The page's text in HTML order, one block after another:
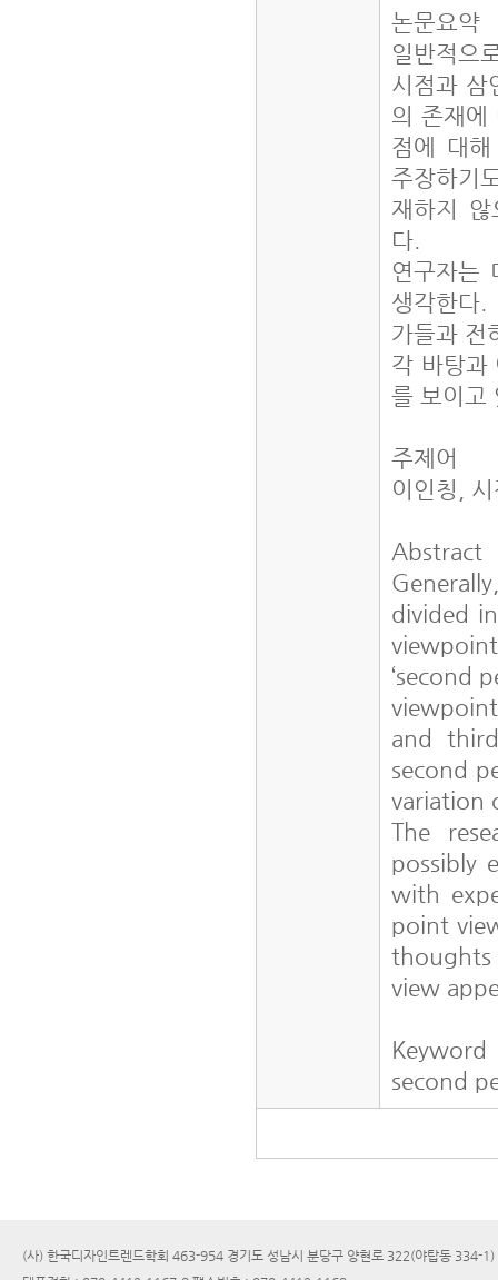
논문요약
일반적으
시점과 삼
의 존재에
점에 대
주장하기
재하지
다.
연구자는
생각한다.
가들과 전
각 바탕과
를 보이고
주제어
이인칭,
Abstract
divided
‘second
and
second
variation
The
possibly
with
point
thoughts
view
Keyword
second
(사) 한국디자인트렌드학회 463-954 경기도 성남시 분당구 양현로 322(야탑동 334-